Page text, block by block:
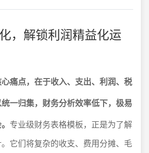
，解锁利润精益化运
痛点，在于收入、支出、利润、税
一归集，财务分析效率低下，极易
专业级财务表格模板，正是为了解
它们将复杂的收支、费用分摊、毛